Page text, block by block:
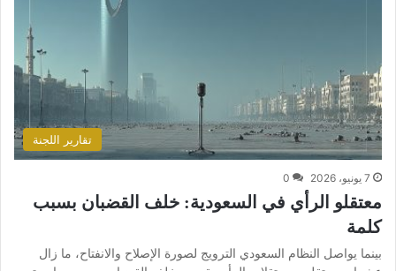
تقارير اللجنة
7 يونيو، 2026 0
معتقلو الرأي في السعودية: خلف القضبان بسبب
كلمة
بينما يواصل النظام السعودي الترويج لصورة الإصلاح والانفتاح، ما زال